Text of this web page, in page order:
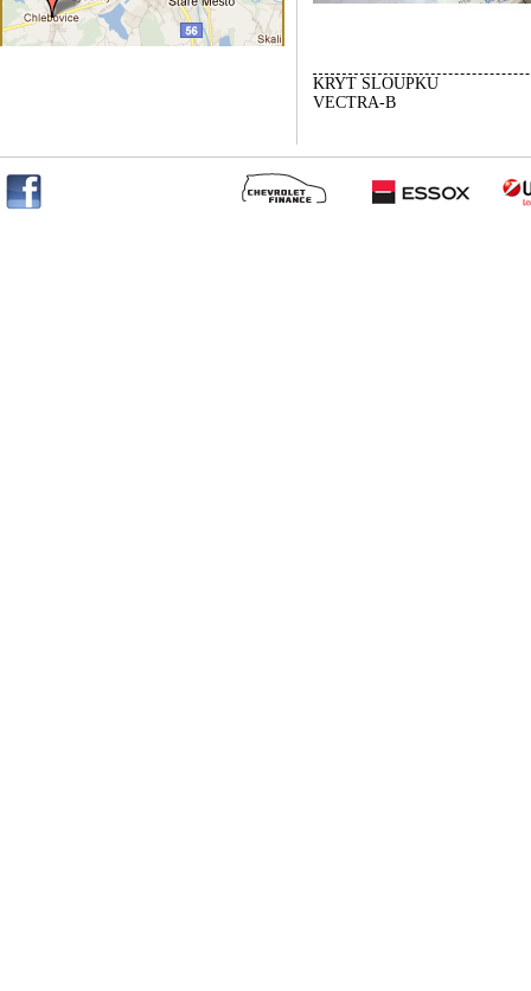
KRYT SLOUPKU
VECTRA-B